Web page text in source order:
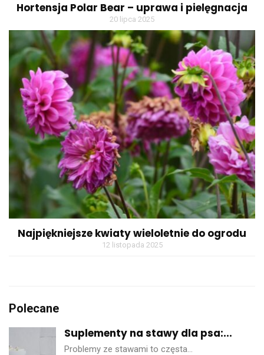
Hortensja Polar Bear – uprawa i pielęgnacja
20 lipca 2025
Najpiękniejsze kwiaty wieloletnie do ogrodu
12 listopada 2025
Polecane
Suplementy na stawy dla psa:...
Problemy ze stawami to częsta…